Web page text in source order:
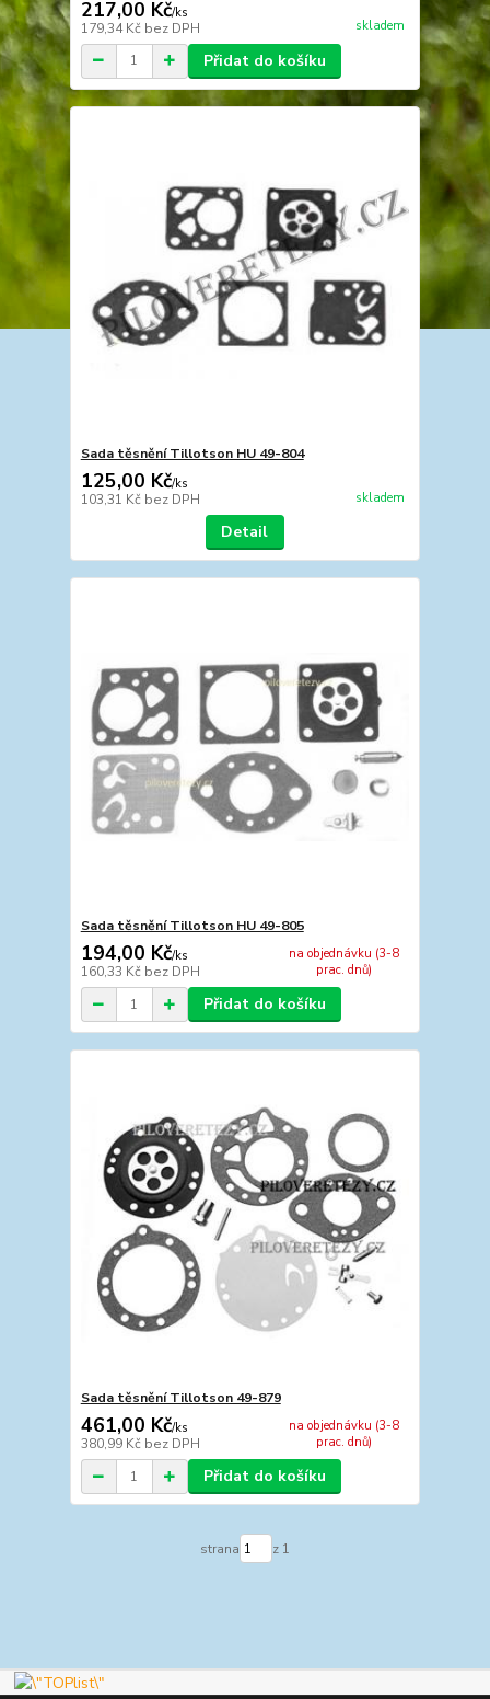
217,00 Kč/ks
179,34 Kč bez DPH skladem
Přidat do košíku
Sada těsnění Tillotson HU 49-804
125,00 Kč/ks
103,31 Kč bez DPH skladem
Detail
Sada těsnění Tillotson HU 49-805
194,00 Kč/ks
160,33 Kč bez DPH
na objednávku (3-8
prac. dnů)
Přidat do košíku
Sada těsnění Tillotson 49-879
461,00 Kč/ks
380,99 Kč bez DPH
na objednávku (3-8
prac. dnů)
Přidat do košíku
strana z 1